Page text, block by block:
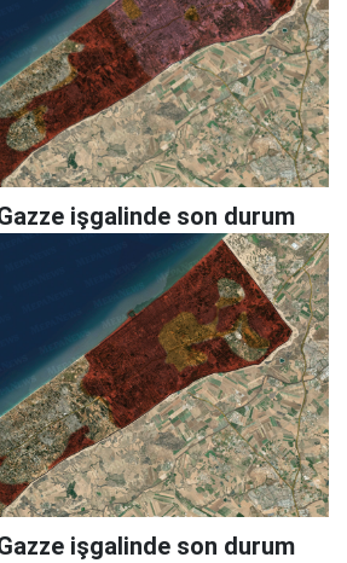
işgalinde son durum
işgalinde son durum